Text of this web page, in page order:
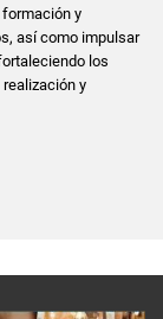
y
así como impulsar
los
y